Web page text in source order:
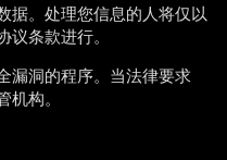
据。处理您信息的人将仅以
条款进行。
漏洞的程序。当法律要求
构。